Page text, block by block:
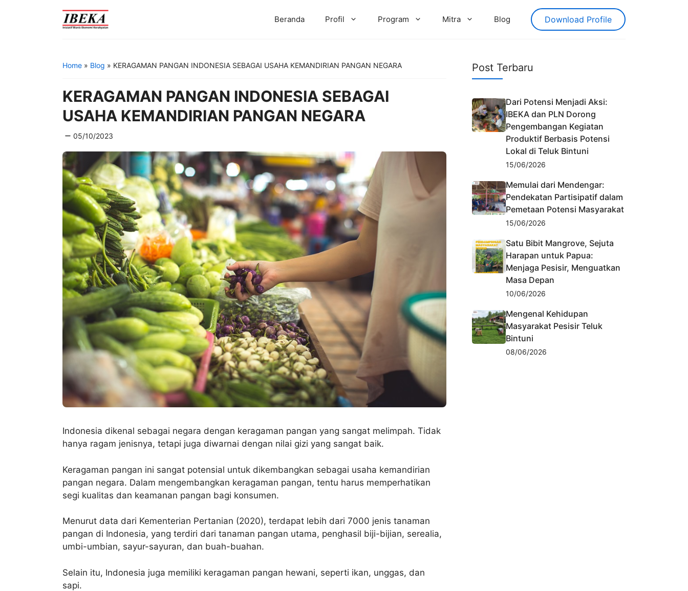
Beranda Profil Program Mitra Blog Download Profile
Home » Blog » KERAGAMAN PANGAN INDONESIA SEBAGAI USAHA KEMANDIRIAN PANGAN NEGARA
KERAGAMAN PANGAN INDONESIA SEBAGAI
USAHA KEMANDIRIAN PANGAN NEGARA
05/10/2023
Indonesia dikenal sebagai negara dengan keragaman pangan yang sangat melimpah. Tidak
hanya ragam jenisnya, tetapi juga diwarnai dengan nilai gizi yang sangat baik.
Keragaman pangan ini sangat potensial untuk dikembangkan sebagai usaha kemandirian
pangan negara. Dalam mengembangkan keragaman pangan, tentu harus memperhatikan
segi kualitas dan keamanan pangan bagi konsumen.
Menurut data dari Kementerian Pertanian (2020), terdapat lebih dari 7000 jenis tanaman
pangan di Indonesia, yang terdiri dari tanaman pangan utama, penghasil biji-bijian, serealia,
umbi-umbian, sayur-sayuran, dan buah-buahan.
Selain itu, Indonesia juga memiliki keragaman pangan hewani, seperti ikan, unggas, dan
sapi.
Post Terbaru
Dari Potensi Menjadi Aksi:
IBEKA dan PLN Dorong
Pengembangan Kegiatan
Produktif Berbasis Potensi
Lokal di Teluk Bintuni
15/06/2026
Memulai dari Mendengar:
Pendekatan Partisipatif dalam
Pemetaan Potensi Masyarakat
15/06/2026
Satu Bibit Mangrove, Sejuta
Harapan untuk Papua:
Menjaga Pesisir, Menguatkan
Masa Depan
10/06/2026
Mengenal Kehidupan
Masyarakat Pesisir Teluk
Bintuni
08/06/2026